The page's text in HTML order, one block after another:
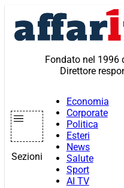
contenuto
Fondato nel 1996
Direttore
Sezioni
Economia
Corporate
Politica
Esteri
News
Salute
Sport
AI TV